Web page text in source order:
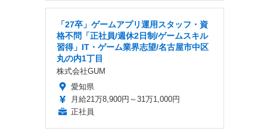
「27卒」ゲームアプリ運用スタッフ・資
格不問「正社員/週休2日制/ゲームスキル
習得」IT・ゲーム業界志望/名古屋市中区
丸の内1丁目
株式会社GUM
愛知県
月給21万8,900円～31万1,000円
正社員